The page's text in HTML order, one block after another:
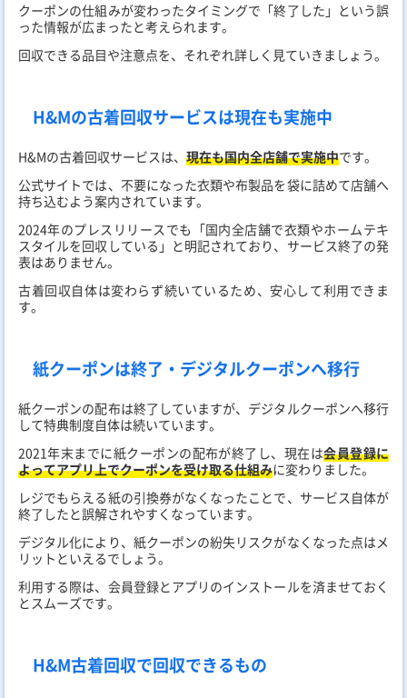
クーポンの仕組みが変わったタイミングで「終了した」という誤
った情報が広まったと考えられます。
回収できる品目や注意点を、それぞれ詳しく見ていきましょう。
H&Mの古着回収サービスは現在も実施中
H&Mの古着回収サービスは、 現在も国内全店舗で実施中です。
公式サイトでは、不要になった衣類や布製品を袋に詰めて店舗へ
持ち込むよう案内されています。
2024年のプレスリリースでも「国内全店舗で衣類やホームテキ
スタイルを回収している」と明記されており、サービス終了の発
表はありません。
古着回収自体は変わらず続いているため、安心して利用できま
す。
紙クーポンは終了・デジタルクーポンへ移行
紙クーポンの配布は終了していますが、デジタルクーポンへ移行
して特典制度自体は続いています。
2021年末までに紙クーポンの配布が終了し、現在は会員登録に
よってアプリ上でクーポンを受け取る仕組みに変わりました。
レジでもらえる紙の引換券がなくなったことで、サービス自体が
終了したと誤解されやすくなっています。
デジタル化により、紙クーポンの紛失リスクがなくなった点はメ
リットといえるでしょう。
利用する際は、会員登録とアプリのインストールを済ませておく
とスムーズです。
H&M古着回収で回収できるもの